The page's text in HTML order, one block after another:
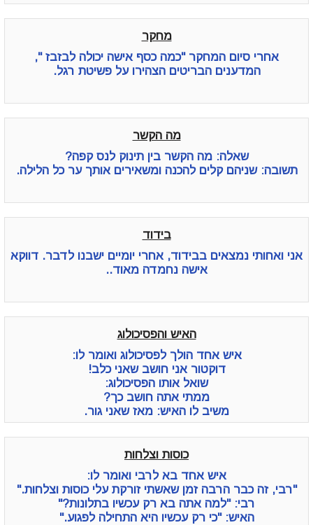
מחקר
אחרי סיום המחקר "כמה כסף אישה יכולה לבזבז ",
המדענים הבריטים הצהירו על פשיטת רגל.
מה הקשר
שאלה: מה הקשר בין תינוק לנס קפה?
תשובה: שניהם קלים להכנה ומשאירים אותך ער כל הלילה.
בידוד
אני ואחותי נמצאים בבידוד, אחרי יומיים ישבנו לדבר. דווקא
אישה נחמדה מאוד..
האיש והפסיכולוג
איש אחד הולך לפסיכולוג ואומר לו:
דוקטור אני חושב שאני כלב!
שואל אותו הפסיכולוג:
ממתי אתה חושב כך?
משיב לו האיש: מאז שאני גור.
כוסות וצלחות
איש אחד בא לרבי ואומר לו:
"רבי, זה כבר הרבה זמן שאשתי זורקת עלי כוסות וצלחות."
רבי: "למה אתה בא רק עכשיו בתלונות?"
האיש: "כי רק עכשיו היא התחילה לפגוע."